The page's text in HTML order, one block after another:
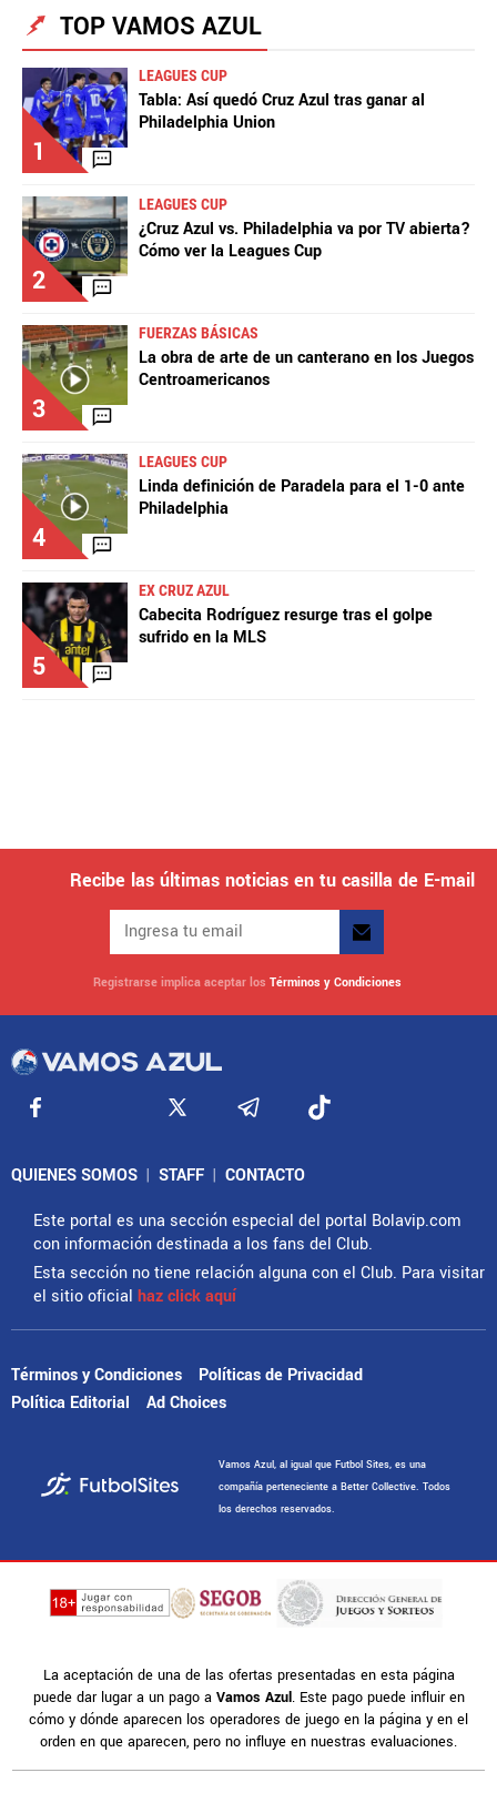
TOP VAMOS AZUL
1
LEAGUES CUP
Tabla: Así quedó Cruz Azul tras ganar al
Philadelphia Union
2
LEAGUES CUP
¿Cruz Azul vs. Philadelphia va por TV abierta?
Cómo ver la Leagues Cup
3
FUERZAS BÁSICAS
La obra de arte de un canterano en los Juegos
Centroamericanos
4
LEAGUES CUP
Linda definición de Paradela para el 1-0 ante
Philadelphia
5
EX CRUZ AZUL
Cabecita Rodríguez resurge tras el golpe
sufrido en la MLS
Recibe las últimas noticias en tu casilla de E-mail
Registrarse implica aceptar los Términos y Condiciones
QUIENES SOMOS | STAFF | CONTACTO
Este portal es una sección especial del portal Bolavip.com
con información destinada a los fans del Club.
Esta sección no tiene relación alguna con el Club. Para visitar
el sitio oficial haz click aquí
Términos y Condiciones
Políticas de Privacidad
Política Editorial
Ad Choices
Vamos Azul, al igual que Futbol Sites, es una
compañía perteneciente a Better Collective. Todos
los derechos reservados.
La aceptación de una de las ofertas presentadas en esta página
puede dar lugar a un pago a Vamos Azul. Este pago puede influir en
cómo y dónde aparecen los operadores de juego en la página y en el
orden en que aparecen, pero no influye en nuestras evaluaciones.